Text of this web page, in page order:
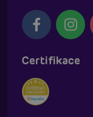
Certifikace